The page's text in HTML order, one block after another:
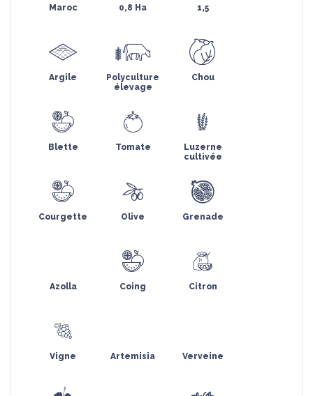
Maroc 0,8 Ha 1,5
Argile
Polyculture
élevage
Chou
Blette Tomate
Luzerne
cultivée
Courgette Olive Grenade
Azolla Coing Citron
Vigne Artemisia Verveine